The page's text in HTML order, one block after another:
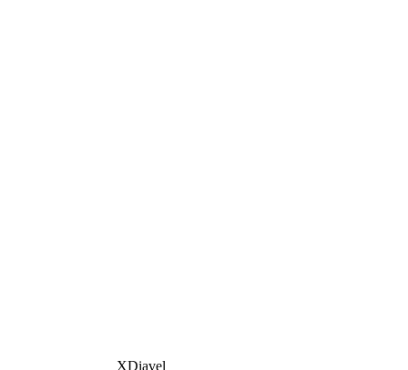
XDiavel